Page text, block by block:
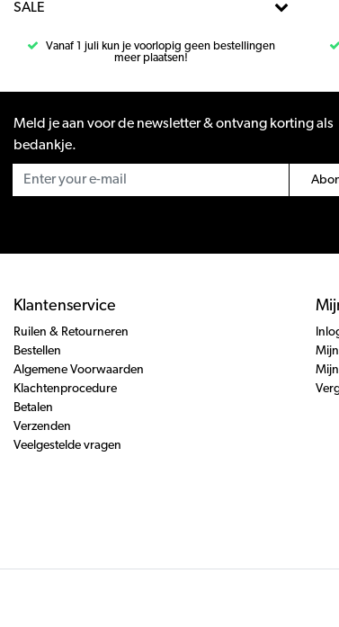
SALE
Vanaf 1 juli kun je voorlopig geen bestellingen
meer plaatsen!
Meld je aan voor de newsletter & ontvang korting als
bedankje.
Klantenservice
Ruilen & Retourneren
Bestellen
Algemene Voorwaarden
Klachtenprocedure
Betalen
Verzenden
Veelgestelde vragen